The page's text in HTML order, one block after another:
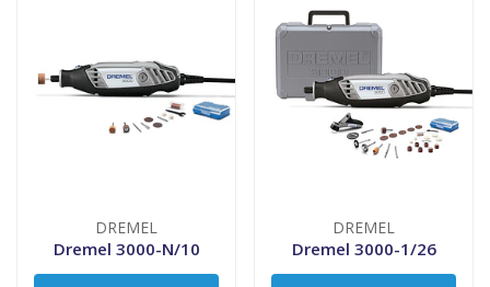
DREMEL
Dremel 3000-N/10
DREMEL
Dremel 3000-1/26